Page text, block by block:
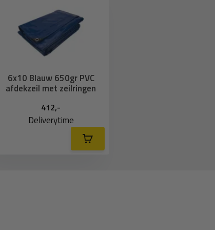
6x10 Blauw 650gr PVC
afdekzeil met zeilringen
412,-
Deliverytime